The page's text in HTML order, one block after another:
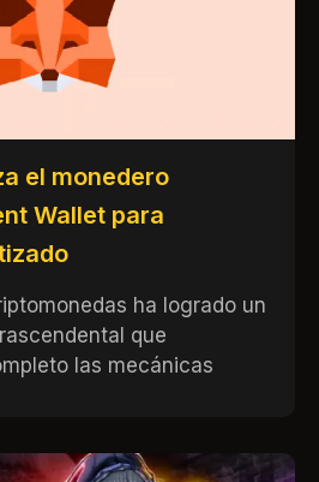
el monedero
Wallet para
ha logrado un
que
las mecánicas